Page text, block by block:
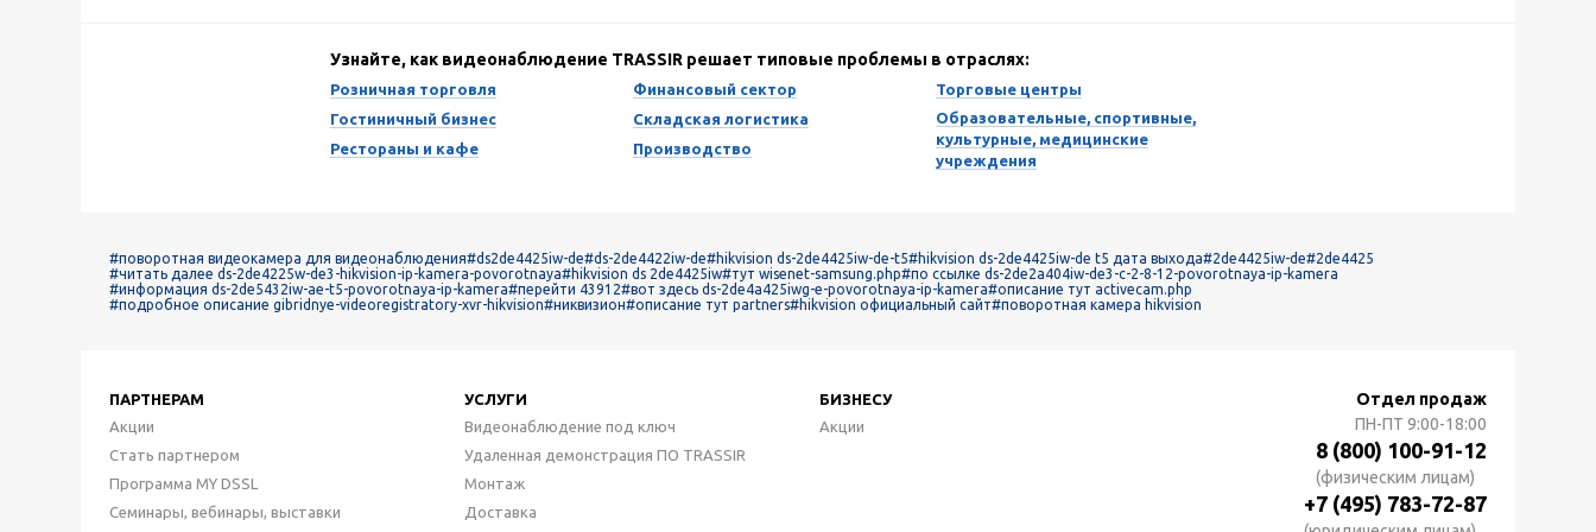
Узнайте, как видеонаблюдение TRASSIR решает типовые проблемы в отраслях:
Розничная торговля
Гостиничный бизнес
Рестораны и кафе
Финансовый сектор
Складская логистика
Производство
Торговые центры
Образовательные, спортивные,
культурные, медицинские
учреждения
#поворотная видеокамера для видеонаблюдения#ds2de4425iw-de#ds-2de4422iw-de#hikvision ds-2de4425iw-de-t5#hikvision ds-2de4425iw-de t5 дата выхода#2de4425iw-de#2de4425
#читать далее ds-2de4225w-de3-hikvision-ip-kamera-povorotnaya#hikvision ds 2de4425iw#тут wisenet-samsung.php#по ссылке ds-2de2a404iw-de3-c-2-8-12-povorotnaya-ip-kamera
#информация ds-2de5432iw-ae-t5-povorotnaya-ip-kamera#перейти 43912#вот здесь ds-2de4a425iwg-e-povorotnaya-ip-kamera#описание тут activecam.php
#подробное описание gibridnye-videoregistratory-xvr-hikvision#никвизион#описание тут partners#hikvision официальный сайт#поворотная камера hikvision
ПАРТНЕРАМ
Акции
Стать партнером
Программа MY DSSL
Семинары, вебинары, выставки
УСЛУГИ
Видеонаблюдение под ключ
Удаленная демонстрация ПО TRASSIR
Монтаж
Доставка
БИЗНЕСУ
Акции
Отдел продаж
ПН-ПТ 9:00-18:00
8 (800) 100-91-12
(физическим лицам)
+7 (495) 783-72-87